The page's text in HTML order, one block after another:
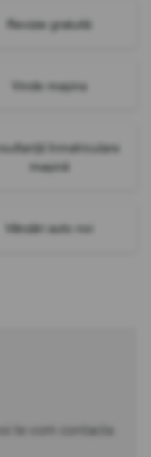
Revizie gratuită
Vinde mașina
înmatriculare
mașină
Vânzări auto noi
te vom contacta